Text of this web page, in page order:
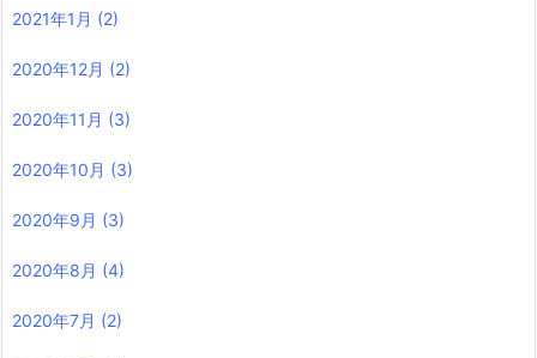
2021年1月 (2)
2020年12月 (2)
2020年11月 (3)
2020年10月 (3)
2020年9月 (3)
2020年8月 (4)
2020年7月 (2)